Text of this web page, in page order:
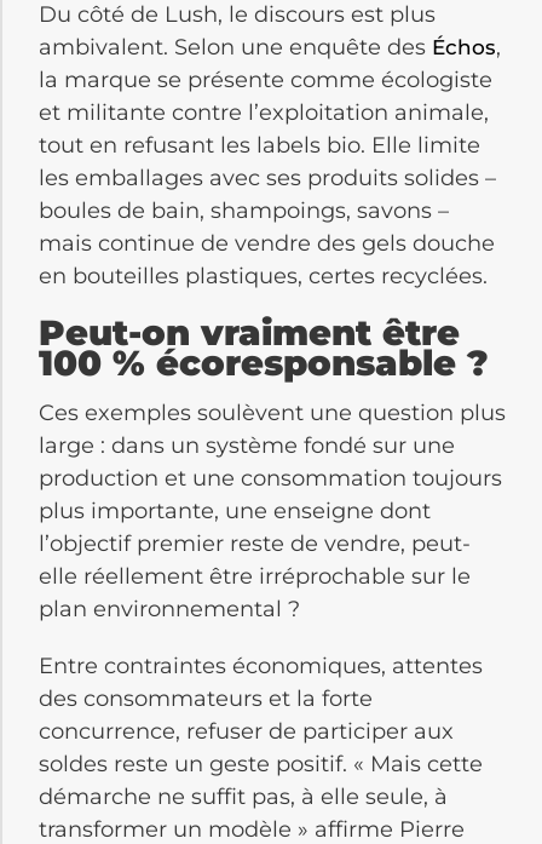
Du côté de Lush, le discours est plus
ambivalent. Selon une enquête des Échos,
la marque se présente comme écologiste
et militante contre l’exploitation animale,
tout en refusant les labels bio. Elle limite
les emballages avec ses produits solides –
boules de bain, shampoings, savons –
mais continue de vendre des gels douche
en bouteilles plastiques, certes recyclées.
Peut-on vraiment être
100 % écoresponsable ?
Ces exemples soulèvent une question plus
large : dans un système fondé sur une
production et une consommation toujours
plus importante, une enseigne dont
l’objectif premier reste de vendre, peut-
elle réellement être irréprochable sur le
plan environnemental ?
Entre contraintes économiques, attentes
des consommateurs et la forte
concurrence, refuser de participer aux
soldes reste un geste positif. « Mais cette
démarche ne suffit pas, à elle seule, à
transformer un modèle » affirme Pierre